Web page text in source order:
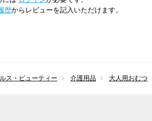
歴からレビューを記入いただけます。
ス・ビューティー 介護用品 大人用おむつ